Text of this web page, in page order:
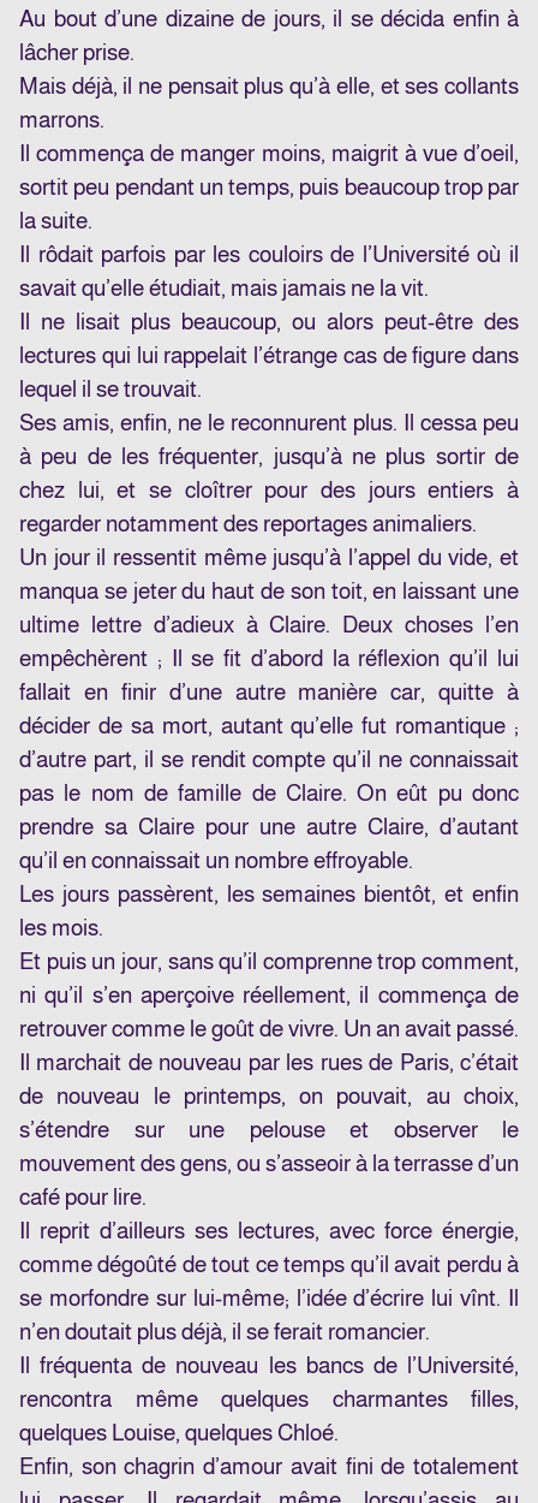
Au bout d’une dizaine de jours, il se décida enfin à
lâcher prise.
Mais déjà, il ne pensait plus qu’à elle, et ses collants
marrons.
Il commença de manger moins, maigrit à vue d’oeil,
sortit peu pendant un temps, puis beaucoup trop par
la suite.
Il rôdait parfois par les couloirs de l’Université où il
savait qu’elle étudiait, mais jamais ne la vit.
Il ne lisait plus beaucoup, ou alors peut-être des
lectures qui lui rappelait l’étrange cas de figure dans
lequel il se trouvait.
Ses amis, enfin, ne le reconnurent plus. Il cessa peu
à peu de les fréquenter, jusqu’à ne plus sortir de
chez lui, et se cloîtrer pour des jours entiers à
regarder notamment des reportages animaliers.
Un jour il ressentit même jusqu’à l’appel du vide, et
manqua se jeter du haut de son toit, en laissant une
ultime lettre d’adieux à Claire. Deux choses l’en
empêchèrent ; Il se fit d’abord la réflexion qu’il lui
fallait en finir d’une autre manière car, quitte à
décider de sa mort, autant qu’elle fut romantique ;
d’autre part, il se rendit compte qu’il ne connaissait
pas le nom de famille de Claire. On eût pu donc
prendre sa Claire pour une autre Claire, d’autant
qu’il en connaissait un nombre effroyable.
Les jours passèrent, les semaines bientôt, et enfin
les mois.
Et puis un jour, sans qu’il comprenne trop comment,
ni qu’il s’en aperçoive réellement, il commença de
retrouver comme le goût de vivre. Un an avait passé.
Il marchait de nouveau par les rues de Paris, c’était
de nouveau le printemps, on pouvait, au choix,
s’étendre sur une pelouse et observer le
mouvement des gens, ou s’asseoir à la terrasse d’un
café pour lire.
Il reprit d’ailleurs ses lectures, avec force énergie,
comme dégoûté de tout ce temps qu’il avait perdu à
se morfondre sur lui-même; l’idée d’écrire lui vînt. Il
n’en doutait plus déjà, il se ferait romancier.
Il fréquenta de nouveau les bancs de l’Université,
rencontra même quelques charmantes filles,
quelques Louise, quelques Chloé.
Enfin, son chagrin d’amour avait fini de totalement